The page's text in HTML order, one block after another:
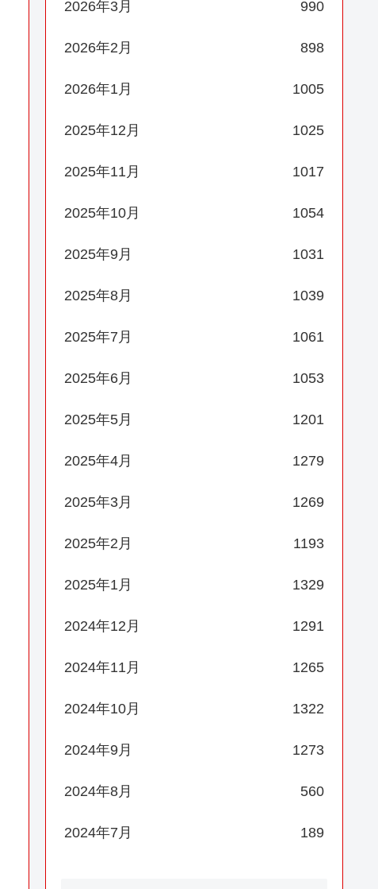
2026年3月 990
2026年2月 898
2026年1月 1005
2025年12月 1025
2025年11月 1017
2025年10月 1054
2025年9月 1031
2025年8月 1039
2025年7月 1061
2025年6月 1053
2025年5月 1201
2025年4月 1279
2025年3月 1269
2025年2月 1193
2025年1月 1329
2024年12月 1291
2024年11月 1265
2024年10月 1322
2024年9月 1273
2024年8月 560
2024年7月 189